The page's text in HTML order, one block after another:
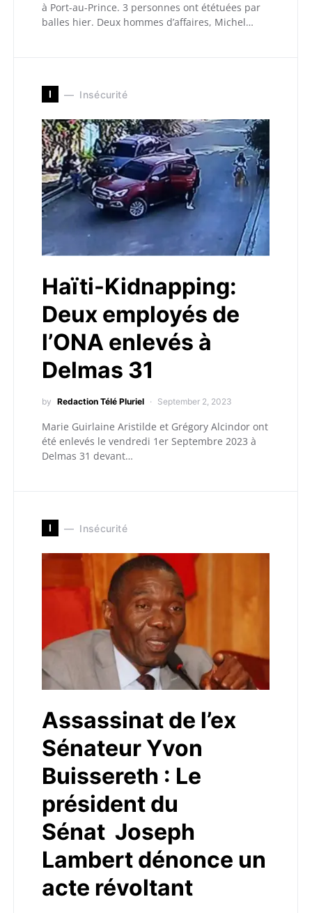
à Port-au-Prince. 3 personnes ont ététuées par
balles hier. Deux hommes d’affaires, Michel…
I Insécurité
Haïti-Kidnapping:
Deux employés de
l’ONA enlevés à
Delmas 31
by Redaction Télé Pluriel September 2, 2023
Marie Guirlaine Aristilde et Grégory Alcindor ont
été enlevés le vendredi 1er Septembre 2023 à
Delmas 31 devant…
I Insécurité
Assassinat de l’ex
Sénateur Yvon
Buissereth : Le
président du
Sénat Joseph
Lambert dénonce un
acte révoltant